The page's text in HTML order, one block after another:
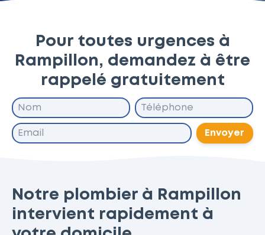
Pour toutes urgences à
Rampillon, demandez à être
rappelé gratuitement
Envoyer
Notre plombier à Rampillon
intervient rapidement à